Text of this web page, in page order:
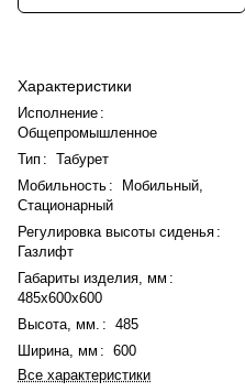
Характеристики
Исполнение :
Общепромышленное
Тип : Табурет
Мобильность : Мобильный
Стационарный
Регулировка высоты сиденья :
Газлифт
Габариты изделия, мм :
485x600x600
Высота, мм. : 485
Ширина, мм : 600
Все характеристики